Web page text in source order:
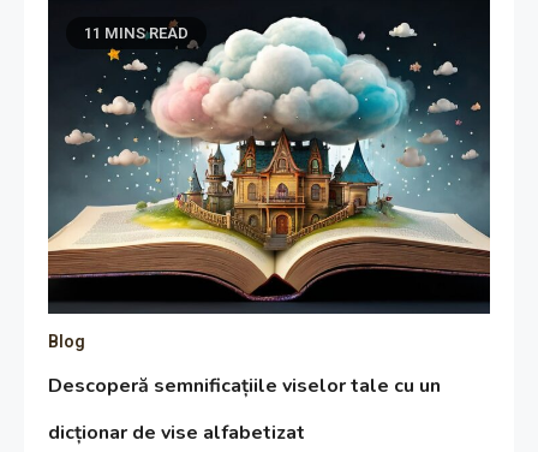
11 MINS READ
Blog
Descoperă semnificațiile viselor tale cu un
dicționar de vise alfabetizat